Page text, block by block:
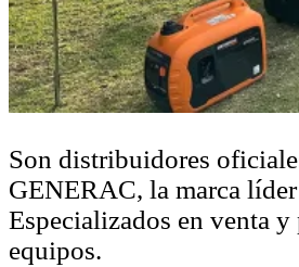
Son distribuidores
GENERAC, la marca líder
Especializados en venta y
equipos.